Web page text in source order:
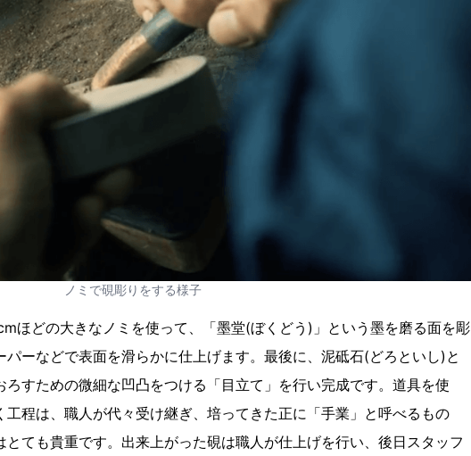
ノミで硯彫りをする様子
ほどの大きなノミを使って、「墨堂(ぼくどう)」という墨を磨る面を彫
パーなどで表面を滑らかに仕上げます。最後に、泥砥石(どろといし)と
すための微細な凹凸をつける「目立て」を行い完成です。道具を使
程は、職人が代々受け継ぎ、培ってきた正に「手業」と呼べるもの
ても貴重です。出来上がった硯は職人が仕上げを行い、後日スタッフ